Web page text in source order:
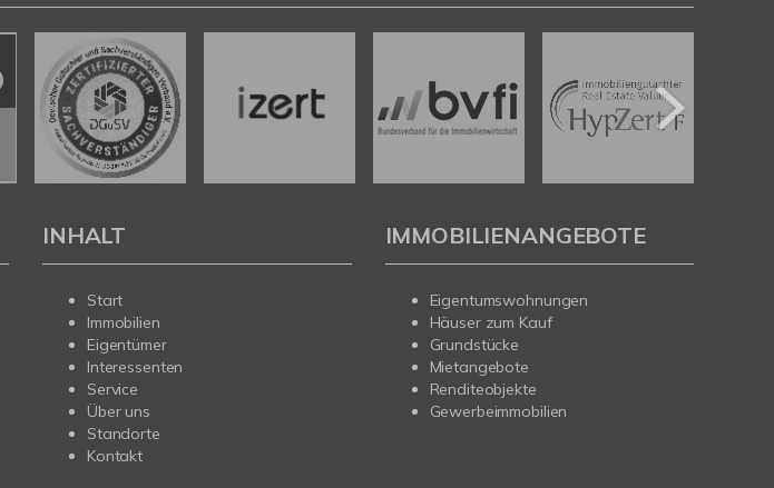
INHALT
Start
Immobilien
Eigentümer
Interessenten
Service
Über uns
Standorte
Kontakt
IMMOBILIENANGEBOTE
Eigentumswohnungen
Häuser zum Kauf
Grundstücke
Mietangebote
Renditeobjekte
Gewerbeimmobilien